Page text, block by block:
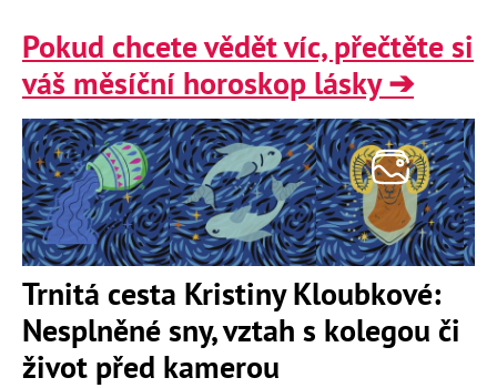
Pokud chcete vědět víc, přečtěte si
váš měsíční horoskop lásky ➔
Trnitá cesta Kristiny Kloubkové:
Nesplněné sny, vztah s kolegou či
život před kamerou